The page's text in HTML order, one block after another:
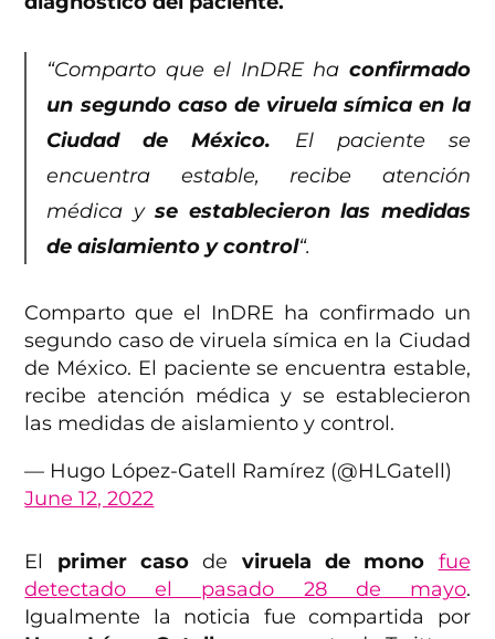
“Comparto que el InDRE ha confirmado
un segundo caso de viruela símica en la
Ciudad de México. El paciente se
encuentra estable, recibe atención
médica yse establecieron las medidas
de aislamiento y control“.
Comparto que el InDRE ha confirmado un
segundo caso de viruela símica en la Ciudad
de México. El paciente se encuentra estable,
recibe atención médica y se establecieron
las medidas de aislamiento y control.
— Hugo López-Gatell Ramírez (@HLGatell)
June 12, 2022
El primer caso de viruela de mono fue
detectado el pasado 28 de mayo.
Igualmente la noticia fue compartida por